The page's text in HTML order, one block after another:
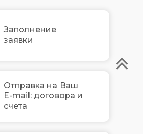
Заполнение
заявки
Отправка на Ваш
E-mail: договора и
счета